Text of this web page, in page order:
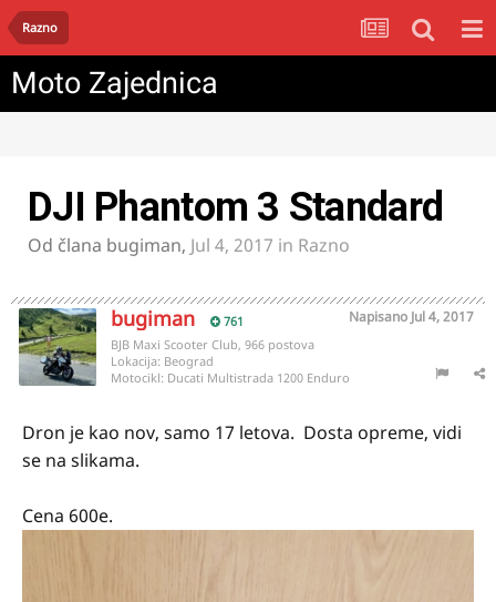
Razno
Moto Zajednica
DJI Phantom 3 Standard
Od člana bugiman, Jul 4, 2017 in Razno
bugiman 761 Napisano Jul 4, 2017
BJB Maxi Scooter Club, 966 postova
Lokacija: Beograd
Motocikl: Ducati Multistrada 1200 Enduro
Dron je kao nov, samo 17 letova. Dosta opreme, vidi
se na slikama.
Cena 600e.